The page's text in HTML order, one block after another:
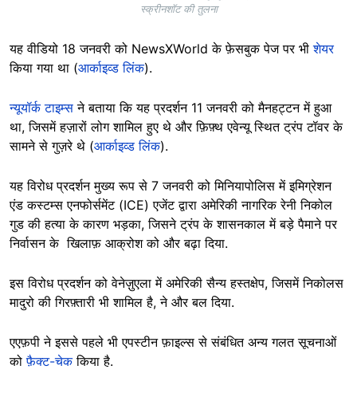
स्क्रीनशॉट की तुलना
यह वीडियो 18 जनवरी को NewsXWorld के फ़ेसबुक पेज पर भीशेयर
किया गया था (आर्काइव्ड लिंक).
न्यूयॉर्क टाइम्स ने बताया कि यह प्रदर्शन 11 जनवरी को मैनहट्टन में हुआ
था, जिसमें हज़ारों लोग शामिल हुए थे और फ़िफ़्थ एवेन्यू स्थित ट्रंप टॉवर के
सामने से गुज़रे थे (आर्काइव्ड लिंक).
यह विरोध प्रदर्शन मुख्य रूप से 7 जनवरी को मिनियापोलिस में इमिग्रेशन
एंड कस्टम्स एनफोर्समेंट (ICE) एजेंट द्वारा अमेरिकी नागरिक रेनी निकोल
गुड की हत्या के कारण भड़का, जिसने ट्रंप के शासनकाल में बड़े पैमाने पर
निर्वासन के खिलाफ़ आक्रोश को और बढ़ा दिया.
इस विरोध प्रदर्शन को वेनेज़ुएला में अमेरिकी सैन्य हस्तक्षेप, जिसमें निकोलस
मादुरो की गिरफ़्तारी भी शामिल है, ने और बल दिया.
एएफ़पी ने इससे पहले भी एपस्टीन फ़ाइल्स से संबंधित अन्य गलत सूचनाओं
कोफ़ैक्ट-चेककिया है.